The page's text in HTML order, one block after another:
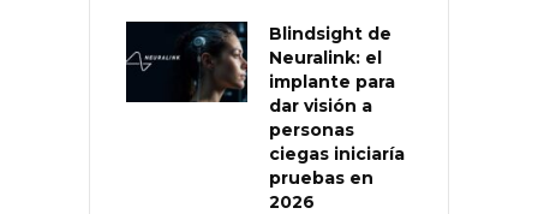
Blindsight de
Neuralink: el
implante para
dar visión a
personas
ciegas iniciaría
pruebas en
2026